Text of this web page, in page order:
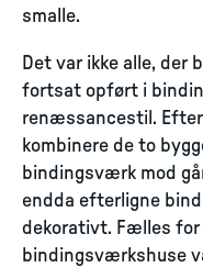
smalle.
Det var ikke alle, der
fortsat opført i
renæssancestil.
kombinere de to
bindingsværk mod
endda efterligne
dekorativt. Fælles for
bindingsværkshuse